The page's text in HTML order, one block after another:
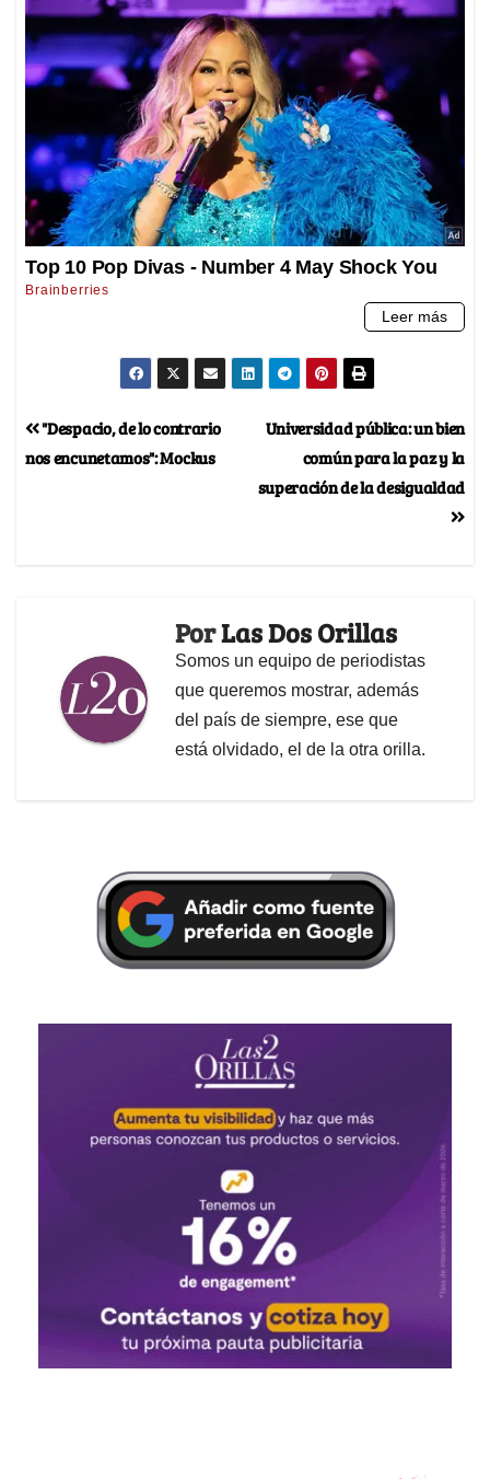
Universidad pública: un bien
común para la paz y la
superación de la desigualdad
"Despacio, de lo contrario
nos encunetamos": Mockus
PorLas Dos Orillas
Somos un equipo de periodistas
que queremos mostrar, además
del país de siempre, ese que
está olvidado, el de la otra orilla.